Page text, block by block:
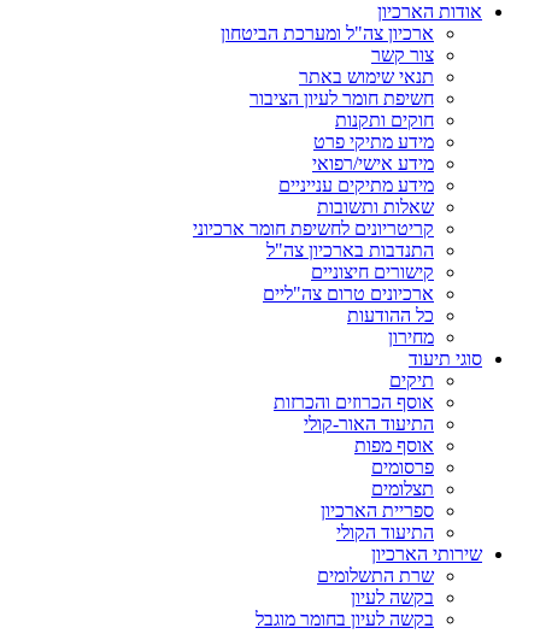
אודות הארכיון
ארכיון צה"ל ומערכת הביטחון
צור קשר
תנאי שימוש באתר
חשיפת חומר לעיון הציבור
חוקים ותקנות
מידע מתיקי פרט
מידע אישי/רפואי
מידע מתיקים ענייניים
שאלות ותשובות
קריטריונים לחשיפת חומר ארכיוני
התנדבות בארכיון צה"ל
קישורים חיצוניים
ארכיונים טרום צה"ליים
כל ההודעות
מחירון
סוגי תיעוד
תיקים
אוסף הכרוזים והכרזות
התיעוד האור-קולי
אוסף מפות
פרסומים
תצלומים
ספריית הארכיון
התיעוד הקולי
שירותי הארכיון
שרת התשלומים
בקשה לעיון
בקשה לעיון בחומר מוגבל